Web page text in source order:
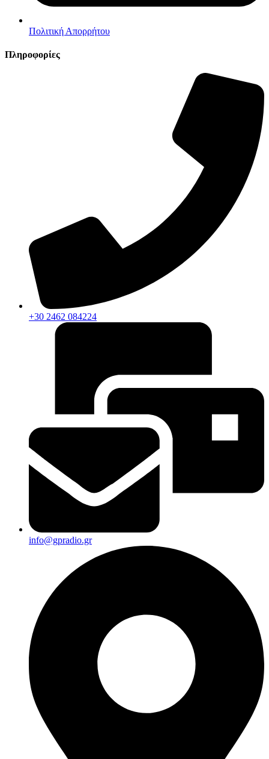
Πολιτική Απορρήτου
Πληροφορίες
+30 2462 084224
info@gpradio.gr